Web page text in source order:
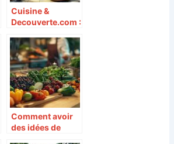
Cuisine &
Decouverte.com :
cuisine ouvert au
monde
Comment avoir
des idées de